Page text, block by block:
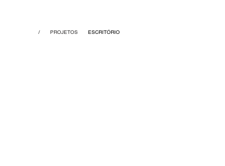
/ PROJETOS ESCRITÓRIO